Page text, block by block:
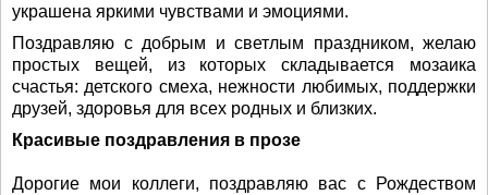
украшена яркими чувствами и эмоциями.
Поздравляю с добрым и светлым праздником, желаю
простых вещей, из которых складывается мозаика
счастья: детского смеха, нежности любимых, поддержки
друзей, здоровья для всех родных и близких.
Красивые поздравления в прозе
Дорогие мои коллеги, поздравляю вас с Рождеством